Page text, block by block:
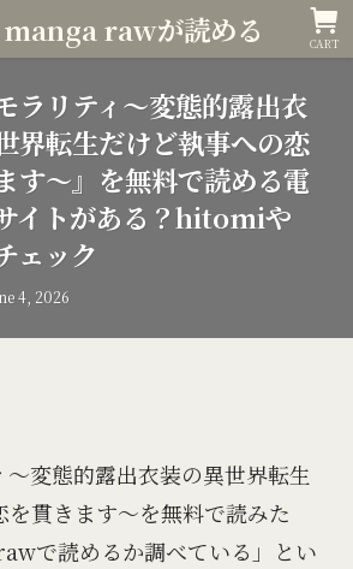
rawが読める CART
ラリティ～変態的露出衣
界転生だけど執事への恋
す～』を無料で読める電
イトがある？hitomiや
ェック
4, 2026
～変態的露出衣装の異世界転生
を貫きます～を無料で読みた
で読めるか調べている」とい